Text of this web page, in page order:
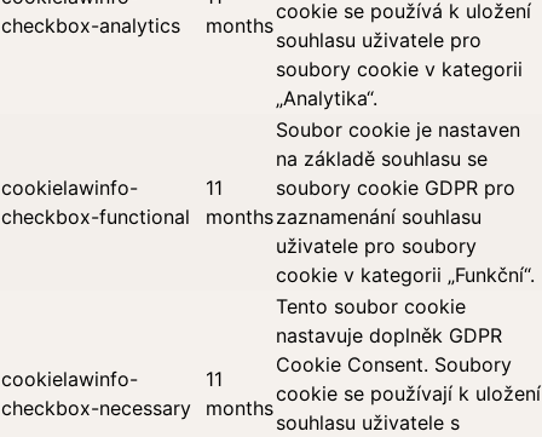
checkbox-analytics
months
cookie se používá k uložení
souhlasu uživatele pro
soubory cookie v kategorii
„Analytika“.
cookielawinfo-
checkbox-functional
11
months
Soubor cookie je nastaven
na základě souhlasu se
soubory cookie GDPR pro
zaznamenání souhlasu
uživatele pro soubory
cookie v kategorii „Funkční“.
cookielawinfo-
checkbox-necessary
11
months
Tento soubor cookie
nastavuje doplněk GDPR
Cookie Consent. Soubory
cookie se používají k uložení
souhlasu uživatele s